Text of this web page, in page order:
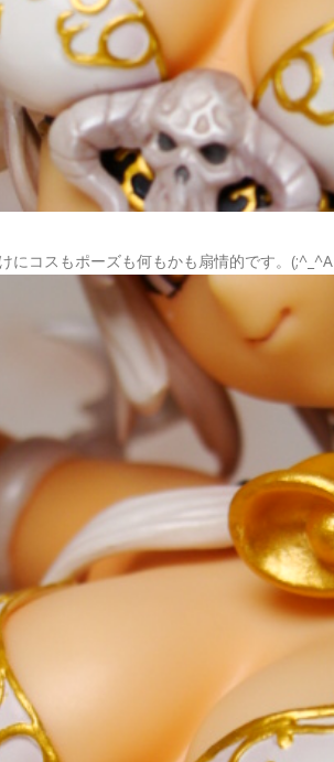
にコスもポーズも何もかも扇情的です。(;^_^A